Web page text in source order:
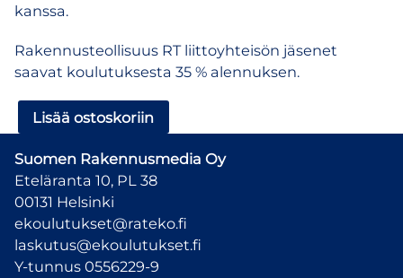
kanssa.
Rakennusteollisuus RT liittoyhteisön jäsenet
saavat koulutuksesta 35 % alennuksen.
eKemikaali
–
verkkokoulutus
di-
isosyanaatin
käytöstä
määrä
Lisää ostoskoriin
Suomen Rakennusmedia Oy
Eteläranta 10, PL 38
00131 Helsinki
ekoulutukset@rateko.fi
laskutus@ekoulutukset.fi
Y-tunnus 0556229-9